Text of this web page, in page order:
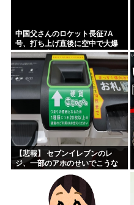
中国父さんのロケット長征7A
号、打ち上げ直後に空中で大爆
発四散し失敗に終わる
【悲報】 セブンイレブンのレ
ジ、一部のアホのせいでこうな